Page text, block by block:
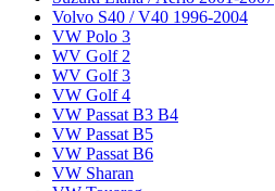
Volvo S40 / V40 1996-2004
VW Polo 3
WV Golf 2
WV Golf 3
VW Golf 4
VW Passat B3 B4
VW Passat B5
VW Passat B6
VW Sharan